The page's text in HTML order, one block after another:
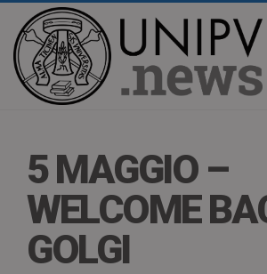
5 MAGGIO –
WELCOME
GOLGI